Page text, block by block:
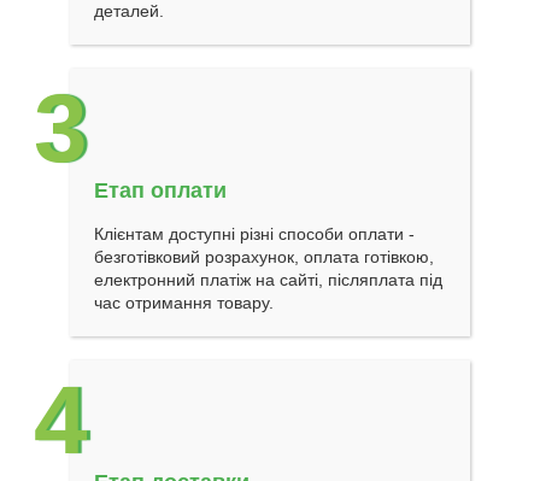
деталей.
3
Етап оплати
Клієнтам доступні різні способи оплати -
безготівковий розрахунок, оплата готівкою,
електронний платіж на сайті, післяплата під
час отримання товару.
4